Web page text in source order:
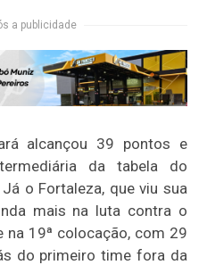
a publicidade
alcançou 39 pontos e
da tabela do
o Fortaleza, que viu sua
mais na luta contra o
na 19ª colocação, com 29
do primeiro time fora da